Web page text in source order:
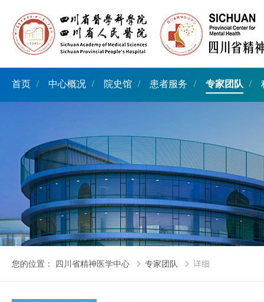
首页 中心概况 院史馆 患者服务 专家团队
您的位置： 四川省精神医学中心  专家团队  详细